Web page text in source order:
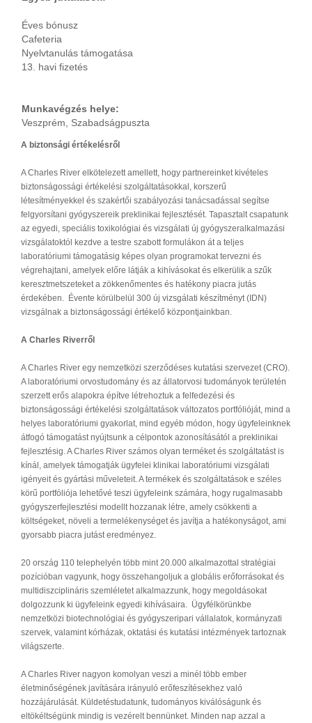
Éves bónusz
Cafeteria
Nyelvtanulás támogatása
13. havi fizetés
Munkavégzés helye:
Veszprém, Szabadságpuszta
A biztonsági értékelésről
A Charles River elkötelezett amellett, hogy partnereinket kivételes
biztonságossági értékelési szolgáltatásokkal, korszerű
létesítményekkel és szakértői szabályozási tanácsadással segítse
felgyorsítani gyógyszereik preklinikai fejlesztését. Tapasztalt csapatunk
az egyedi, speciális toxikológiai és vizsgálati új gyógyszeralkalmazási
vizsgálatoktól kezdve a testre szabott formulákon át a teljes
laboratóriumi támogatásig képes olyan programokat tervezni és
végrehajtani, amelyek előre látják a kihívásokat és elkerülik a szűk
keresztmetszeteket a zökkenőmentes és hatékony piacra jutás
érdekében. Évente körülbelül 300 új vizsgálati készítményt (IDN)
vizsgálnak a biztonságossági értékelő központjainkban.
A Charles Riverről
A Charles River egy nemzetközi szerződéses kutatási szervezet (CRO).
A laboratóriumi orvostudomány és az állatorvosi tudományok területén
szerzett erős alapokra építve létrehoztuk a felfedezési és
biztonságossági értékelési szolgáltatások változatos portfólióját, mind a
helyes laboratóriumi gyakorlat, mind egyéb módon, hogy ügyfeleinknek
átfogó támogatást nyújtsunk a célpontok azonosításától a preklinikai
fejlesztésig. A Charles River számos olyan terméket és szolgáltatást is
kínál, amelyek támogatják ügyfelei klinikai laboratóriumi vizsgálati
igényeit és gyártási műveleteit. A termékek és szolgáltatások e széles
körű portfóliója lehetővé teszi ügyfeleink számára, hogy rugalmasabb
gyógyszerfejlesztési modellt hozzanak létre, amely csökkenti a
költségeket, növeli a termelékenységet és javítja a hatékonyságot, ami
gyorsabb piacra jutást eredményez.
20 ország 110 telephelyén több mint 20.000 alkalmazottal stratégiai
pozícióban vagyunk, hogy összehangoljuk a globális erőforrásokat és
multidiszciplináris szemléletet alkalmazzunk, hogy megoldásokat
dolgozzunk ki ügyfeleink egyedi kihívásaira. Ügyfélkörünkbe
nemzetközi biotechnológiai és gyógyszeripari vállalatok, kormányzati
szervek, valamint kórházak, oktatási és kutatási intézmények tartoznak
világszerte.
A Charles River nagyon komolyan veszi a minél több ember
életminőségének javítására irányuló erőfeszítésekhez való
hozzájárulását. Küldetéstudatunk, tudományos kiválóságunk és
eltökéltségünk mindig is vezérelt bennünket. Minden nap azzal a